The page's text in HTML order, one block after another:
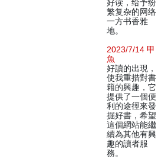
好读，给予纷
繁复杂的网络
一方书香雅
地。
2023/7/14 甲
魚
好讀的出現，
使我重措對書
籍的興趣，它
提供了一個便
利的途徑來發
掘好書，希望
這個網站能繼
續為其他有興
趣的讀者服
務。